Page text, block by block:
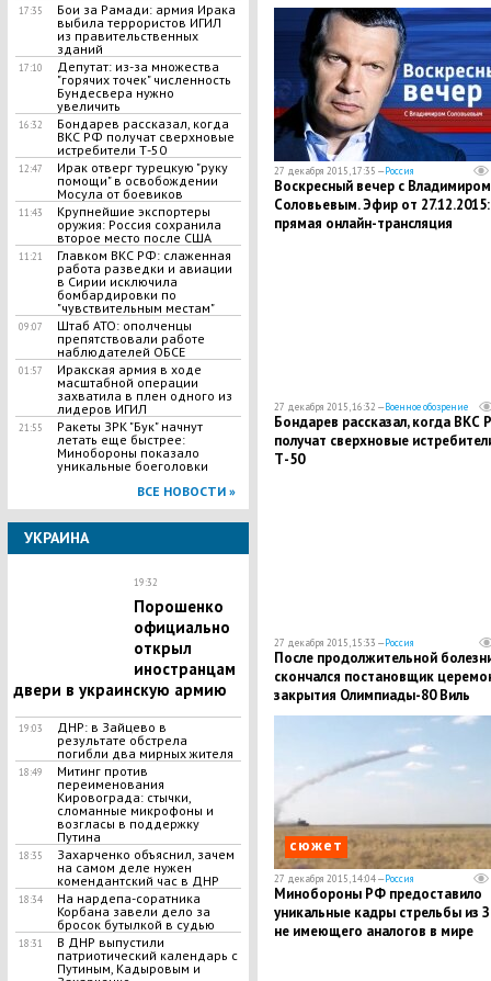
17:35
Бои за Рамади: армия Ирака
выбила террористов ИГИЛ
из правительственных
зданий
17:10
Депутат: из-за множества
"горячих точек" численность
Бундесвера нужно
увеличить
16:32
Бондарев рассказал, когда
ВКС РФ получат сверхновые
истребители Т-50
12:47
Ирак отверг турецкую "руку
помощи" в освобождении
Мосула от боевиков
11:43
Крупнейшие экспортеры
оружия: Россия сохранила
второе место после США
11:21
Главком ВКС РФ: слаженная
работа разведки и авиации
в Сирии исключила
бомбардировки по
"чувствительным местам"
09:07
Штаб АТО: ополченцы
препятствовали работе
наблюдателей ОБСЕ
01:57
Иракская армия в ходе
масштабной операции
захватила в плен одного из
лидеров ИГИЛ
21:55
Ракеты ЗРК "Бук" начнут
летать еще быстрее:
Минобороны показало
уникальные боеголовки
ВСЕ НОВОСТИ »
УКРАИНА
19:32
Порошенко
официально
открыл
иностранцам
двери в украинскую армию
19:03
ДНР: в Зайцево в
результате обстрела
погибли два мирных жителя
18:49
Митинг против
переименования
Кировограда: стычки,
сломанные микрофоны и
возгласы в поддержку
Путина
18:35
Захарченко объяснил, зачем
на самом деле нужен
комендантский час в ДНР
18:34
На нардепа-соратника
Корбана завели дело за
бросок бутылкой в судью
18:31
В ДНР выпустили
патриотический календарь с
Путиным, Кадыровым и
27 декабря 2015, 17:35 —Россия
Воскресный вечер с Владимиром
Соловьевым. Эфир от 27.12.2015:
прямая онлайн-трансляция
27 декабря 2015, 16:32 —Военное обозрение
Бондарев рассказал, когда ВКС
получат сверхновые
Т-50
27 декабря 2015, 15:33 —Россия
После продолжительной
скончался постановщик
закрытия Олимпиады-80 Виль
Головко
сюжет
27 декабря 2015, 14:04 —Россия
Минобороны РФ предоставило
уникальные кадры стрельбы из
не имеющего аналогов в мире